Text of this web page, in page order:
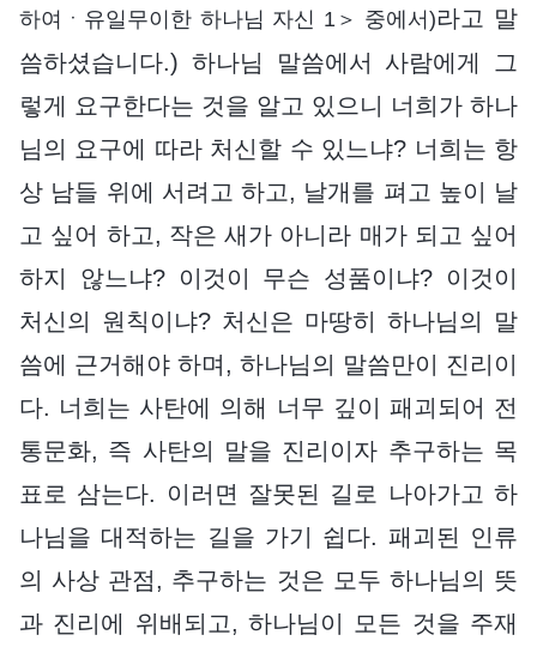
하여ㆍ유일무이한 하나님 자신 1＞ 중에서)라고 말
씀하셨습니다.) 하나님 말씀에서 사람에게 그
렇게 요구한다는 것을 알고 있으니 너희가 하나
님의 요구에 따라 처신할 수 있느냐? 너희는 항
상 남들 위에 서려고 하고, 날개를 펴고 높이 날
고 싶어 하고, 작은 새가 아니라 매가 되고 싶어
하지 않느냐? 이것이 무슨 성품이냐? 이것이
처신의 원칙이냐? 처신은 마땅히 하나님의 말
씀에 근거해야 하며, 하나님의 말씀만이 진리이
다. 너희는 사탄에 의해 너무 깊이 패괴되어 전
통문화, 즉 사탄의 말을 진리이자 추구하는 목
표로 삼는다. 이러면 잘못된 길로 나아가고 하
나님을 대적하는 길을 가기 쉽다. 패괴된 인류
의 사상 관점, 추구하는 것은 모두 하나님의 뜻
과 진리에 위배되고, 하나님이 모든 것을 주재